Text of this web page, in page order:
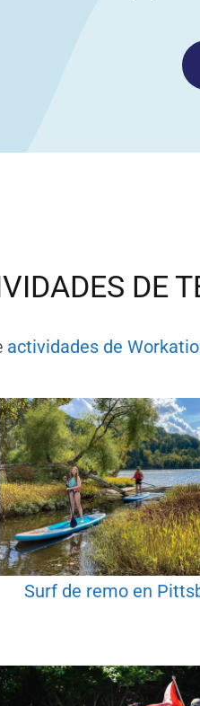
DE
actividades de
Surf de remo en